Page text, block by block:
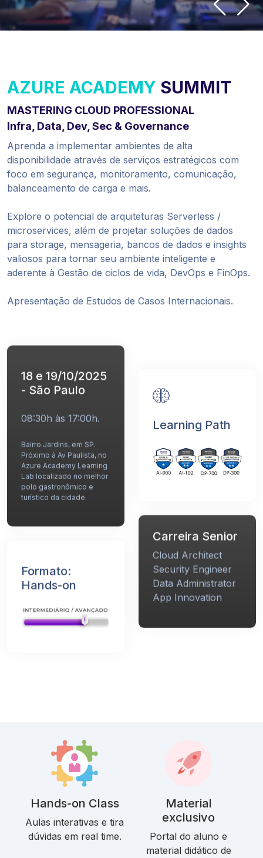
AZURE ACADEMY SUMMIT
MASTERING CLOUD PROFESSIONAL
Infra, Data, Dev, Sec & Governance
Aprenda a implementar ambientes de alta
disponibilidade através de serviços estratégicos com
foco em segurança, monitoramento, comunicação,
balanceamento de carga e mais.
Explore o potencial de arquiteturas Serverless /
microservices, além de projetar soluções de dados
para storage, mensageria, bancos de dados e insights
valiosos para tornar seu ambiente inteligente e
aderente à Gestão de ciclos de vida, DevOps e FinOps.
Apresentação de Estudos de Casos Internacionais.
18 e 19/10/2025
- São Paulo
08:30h às 17:00h.
Bairro Jardins, em SP.
Próximo à Av Paulista, no
Azure Academy Learning
Lab localizado no melhor
polo gastronômico e
turístico da cidade.
Formato:
Hands-on
Learning Path
Carreira Senior
Cloud Architect
Security Engineer
Data Administrator
App Innovation
Hands-on Class
Aulas interativas e tira
dúvidas em real time.
Material
exclusivo
Portal do aluno e
material didático de